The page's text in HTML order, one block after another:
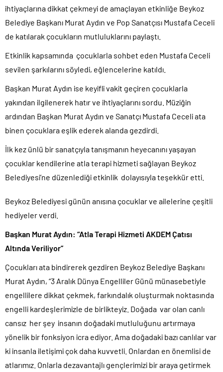
ihtiyaçlarına dikkat çekmeyi de amaçlayan etkinliğe Beykoz
Belediye Başkanı Murat Aydın ve Pop Sanatçısı Mustafa Ceceli
de katılarak çocukların mutluluklarını paylaştı.
Etkinlik kapsamında çocuklarla sohbet eden Mustafa Ceceli
sevilen şarkılarını söyledi, eğlencelerine katıldı.
Başkan Murat Aydın ise keyifli vakit geçiren çocuklarla
yakından ilgilenerek hatır ve ihtiyaçlarını sordu. Müziğin
ardından Başkan Murat Aydın ve Sanatçı Mustafa Ceceli ata
binen çocuklara eşlik ederek alanda gezdirdi.
İlk kez ünlü bir sanatçıyla tanışmanın heyecanını yaşayan
çocuklar kendilerine atla terapi hizmeti sağlayan Beykoz
Belediyesi’ne düzenlediği etkinlik dolayısıyla teşekkür etti.
Beykoz Belediyesi günün anısına çocuklar ve ailelerine çeşitli
hediyeler verdi.
Başkan Murat Aydın: “Atla Terapi Hizmeti AKDEM Çatısı
Altında Veriliyor”
Çocukları ata bindirerek gezdiren Beykoz Belediye Başkanı
Murat Aydın, “3 Aralık Dünya Engelliler Günü münasebetiyle
engellilere dikkat çekmek, farkındalık oluşturmak noktasında
engelli kardeşlerimizle de birlikteyiz. Doğada var olan canlı
cansız her şey insanın doğadaki mutluluğunu artırmaya
yönelik bir fonksiyon icra ediyor. Ama doğadaki bazı canlılar var
ki insanla iletişimi çok daha kuvvetli. Onlardan en önemlisi de
atlarımız. Onlarla dezavantajlı gençlerimizi bir araya getirmek